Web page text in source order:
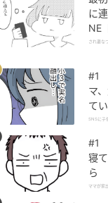
に
NE
され妻な
#1
マ
て
SNSに子
#1
寝
ら
ママが家